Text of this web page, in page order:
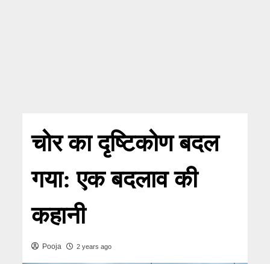
चोर का दृष्टिकोण बदल
गया: एक बदलाव की
कहानी
Pooja 2 years ago